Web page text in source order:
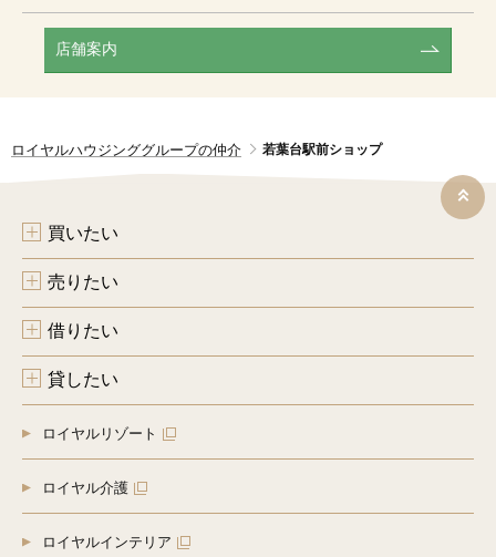
店舗案内
ロイヤルハウジンググループの仲介 若葉台駅前ショップ
買いたい
売りたい
借りたい
貸したい
ロイヤルリゾート
ロイヤル介護
ロイヤルインテリア